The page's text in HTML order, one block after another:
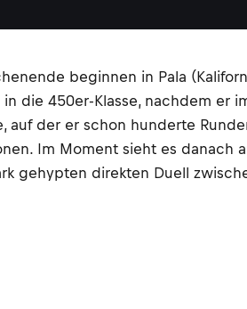
beginnen in Pala
die 450er-Klasse, nachdem er
auf der er schon hunderte
Im Moment sieht es danach
gehypten direkten Duell